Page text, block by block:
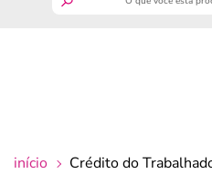
início Crédito do